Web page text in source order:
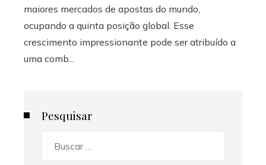
maiores mercados de apostas do mundo,
ocupando a quinta posição global. Esse
crescimento impressionante pode ser atribuído a
uma comb...
Pesquisar